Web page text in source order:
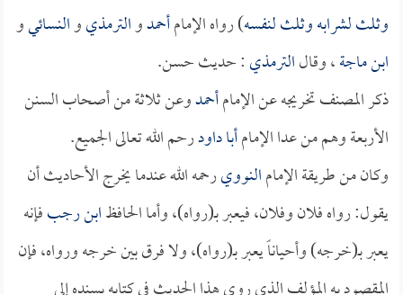
وثلث لشرابه وثلث لنفسه) رواه الإمامأحمدوالترمذيوالنسائيو
ابن ماجة، وقالالترمذي: حديث حسن.
ذكر المصنف تخريجه عن الإمامأحمدوعن ثلاثة من أصحاب السنن
الأربعة وهم من عدا الإمامأبا داودرحم الله تعالى الجميع.
وكان من طريقة الإمامالنوويرحمه الله عندما يخرج الأحاديث أن
يقول: رواه فلان وفلان، فيعبر بـ(رواه)، وأما الحافظابن رجبفإنه
يعبر بـ(خرجه) وأحياناً يعبر بـ(رواه)، ولا فرق بين خرجه ورواه، فإن